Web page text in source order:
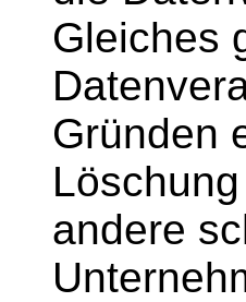
Gleiches
Gründen
andere